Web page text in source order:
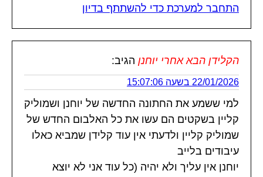
התחבר למערכת כדי להשתתף בדיון
הקלידן הבא אחרי יוחנן הגיב:
22/01/2026 בשעה 15:07:06
למי ששמע את החתונה החדשה של יוחנן ושמוליק
קליין בשקטים הם עשו את כל האלבום החדש של
שמוליק קליין ולדעתי אין עוד קלידן שמביא כאלו
עיבודים בלייב
יוחנן אין עליך ולא יהיה (כל עוד אני לא יוצא